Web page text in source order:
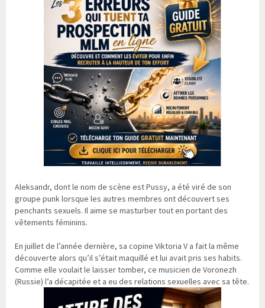
Aleksandr, dont le nom de scène est Pussy, a été viré de son
groupe punk lorsque les autres membres ont découvert ses
penchants sexuels. Il aime se masturber tout en portant des
vêtements féminins.
En juillet de l’année dernière, sa copine Viktoria V a fait la même
découverte alors qu’il s’était maquillé et lui avait pris ses habits.
Comme elle voulait le laisser tomber, ce musicien de Voronezh
(Russie) l’a décapitée et a eu des relations sexuelles avec sa tête.